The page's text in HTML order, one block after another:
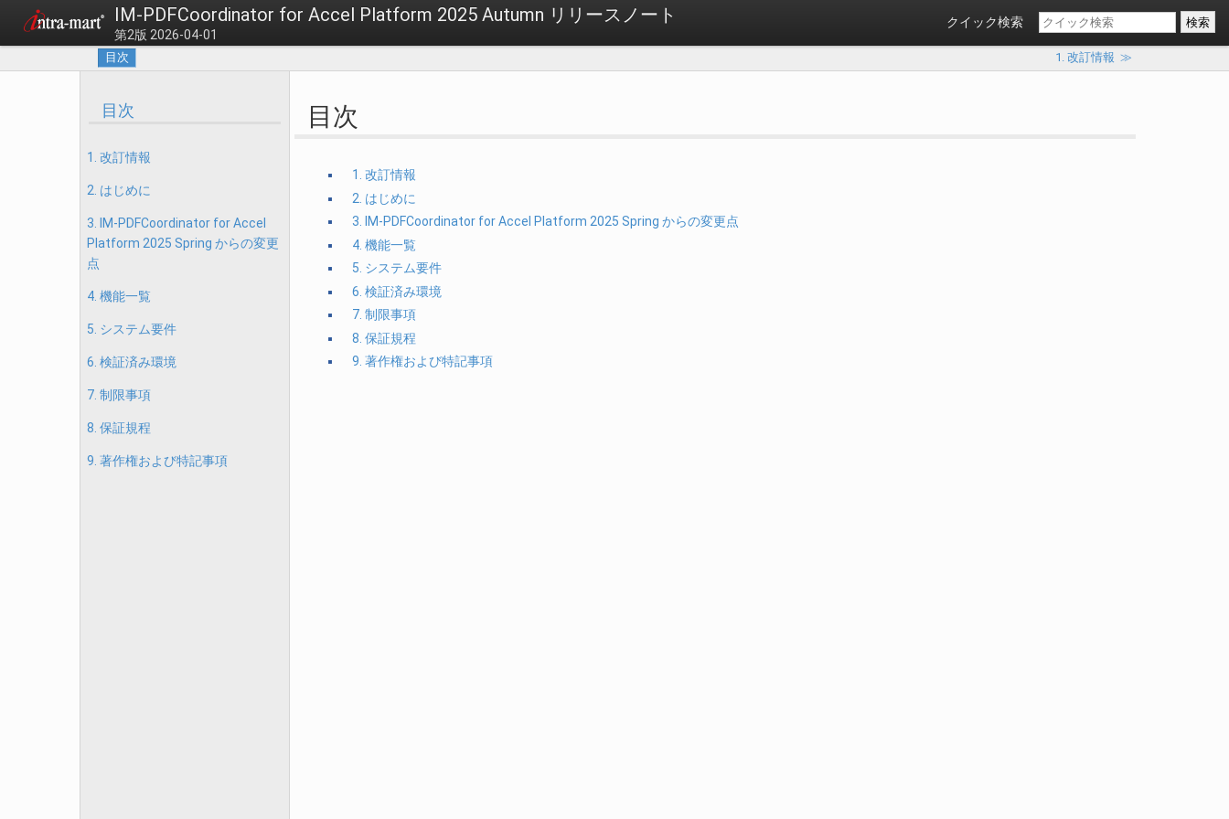
IM-PDFCoordinator for Accel Platform 2025 Autumn リリースノート
第2版 2026-04-01
クイック検索
目次 1. 改訂情報 ≫
目次
1. 改訂情報
2. はじめに
3. IM-PDFCoordinator for Accel
Platform 2025 Spring からの変更
点
4. 機能一覧
5. システム要件
6. 検証済み環境
7. 制限事項
8. 保証規程
9. 著作権および特記事項
目次
1. 改訂情報
2. はじめに
3. IM-PDFCoordinator for Accel Platform 2025 Spring からの変更点
4. 機能一覧
5. システム要件
6. 検証済み環境
7. 制限事項
8. 保証規程
9. 著作権および特記事項